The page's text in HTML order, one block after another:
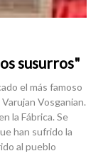
susurros"
el más famoso
Vosganian.
la Fábrica. Se
han sufrido la
al pueblo